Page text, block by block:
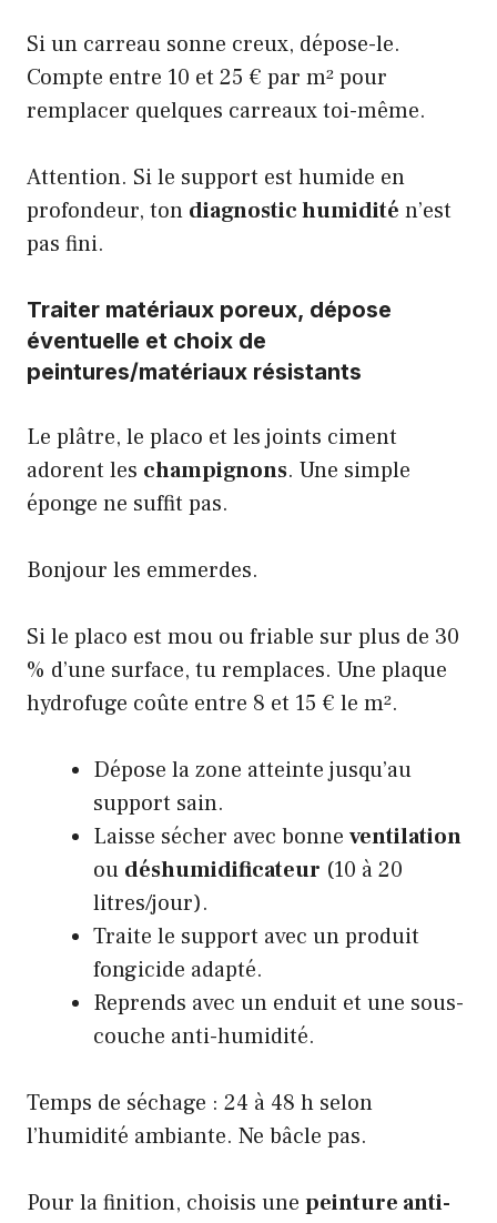
Si un carreau sonne creux, dépose-le.
Compte entre 10 et 25 € par m² pour
remplacer quelques carreaux toi-même.
Attention. Si le support est humide en
profondeur, ton diagnostic humidité n’est
pas fini.
Traiter matériaux poreux, dépose
éventuelle et choix de
peintures/matériaux résistants
Le plâtre, le placo et les joints ciment
adorent les champignons. Une simple
éponge ne suffit pas.
Bonjour les emmerdes.
Si le placo est mou ou friable sur plus de 30
% d’une surface, tu remplaces. Une plaque
hydrofuge coûte entre 8 et 15 € le m².
Dépose la zone atteinte jusqu’au
support sain.
Laisse sécher avec bonne ventilation
ou déshumidificateur (10 à 20
litres/jour).
Traite le support avec un produit
fongicide adapté.
Reprends avec un enduit et une sous-
couche anti-humidité.
Temps de séchage : 24 à 48 h selon
l’humidité ambiante. Ne bâcle pas.
Pour la finition, choisis une peinture anti-